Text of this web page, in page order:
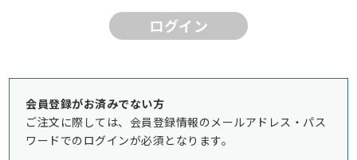
ログイン
会員登録がお済みでない方
ご注文に際しては、会員登録情報のメールアドレス・パス
ワードでのログインが必須となります。